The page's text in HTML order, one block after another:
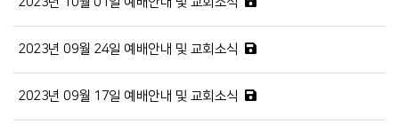
2023년 09월 24일 예배안내 및 교회소식
2023년 09월 17일 예배안내 및 교회소식